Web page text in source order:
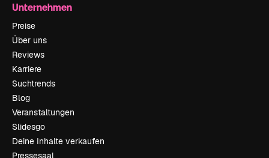
Unternehmen
Preise
Über uns
Reviews
Karriere
Suchtrends
Blog
Veranstaltungen
Slidesgo
Deine Inhalte verkaufen
Pressesaal